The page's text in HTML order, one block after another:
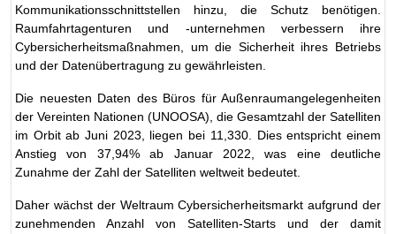
Kommunikationsschnittstellen hinzu, die Schutz benötigen.
Raumfahrtagenturen und -unternehmen verbessern ihre
Cybersicherheitsmaßnahmen, um die Sicherheit ihres Betriebs
und der Datenübertragung zu gewährleisten.
Die neuesten Daten des Büros für Außenraumangelegenheiten
der Vereinten Nationen (UNOOSA), die Gesamtzahl der Satelliten
im Orbit ab Juni 2023, liegen bei 11,330. Dies entspricht einem
Anstieg von 37,94% ab Januar 2022, was eine deutliche
Zunahme der Zahl der Satelliten weltweit bedeutet.
Daher wächst der Weltraum Cybersicherheitsmarkt aufgrund der
zunehmenden Anzahl von Satelliten-Starts und der damit